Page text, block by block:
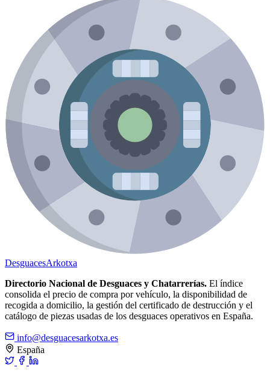
DesguacesArkotxa
Directorio Nacional de Desguaces y Chatarrerías. El índice
consolida el precio de compra por vehículo, la disponibilidad de
recogida a domicilio, la gestión del certificado de destrucción y el
catálogo de piezas usadas de los desguaces operativos en España.
info@desguacesarkotxa.es
España